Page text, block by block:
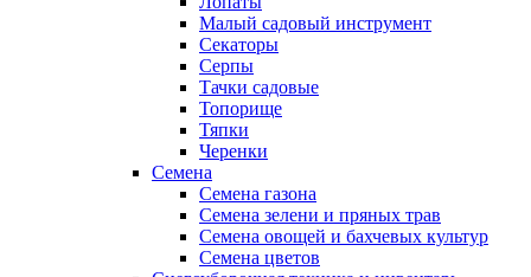
Малый садовый инструмент
Секаторы
Серпы
Тачки садовые
Топорище
Тяпки
Черенки
Семена
Семена газона
Семена зелени и пряных трав
Семена овощей и бахчевых культур
Семена цветов